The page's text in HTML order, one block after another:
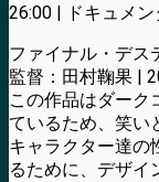
26:00 | ドキュメ
ファイナル・デス
監督：田村鞠果 |
この作品はダーク
ているため、笑い
キャラクター達の
るために、デザイ